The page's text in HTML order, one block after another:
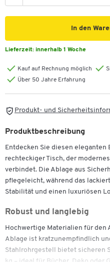
In den
Lieferzeit: innerhalb 1 Woche
Kauf auf Rechnung möglich
Über 50 Jahre Erfahrung
Produkt- und
Produktbeschreibung
Entdecken Sie diesen eleganten
rechteckiger Tisch, der
verbindet. Die Ablage aus
pflegeleicht, während das
Stabilität und einen luxuriösen
Robust und langlebig
Hochwertige Materialien für den
Ablage ist kratzunempfindlich
Stahlrohrgestell bietet sicheren